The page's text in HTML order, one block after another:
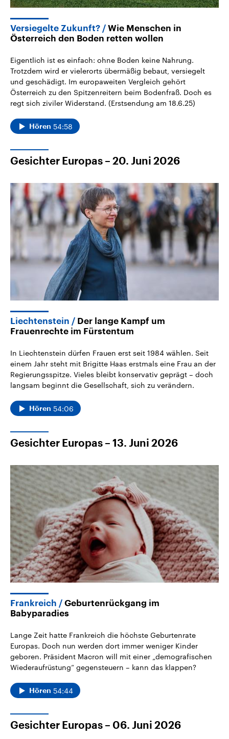
Versiegelte Zukunft?
Wie Menschen in
Österreich den Boden retten wollen
Eigentlich ist es einfach: ohne Boden keine Nahrung.
Trotzdem wird er vielerorts übermäßig bebaut, versiegelt
und geschädigt. Im europaweiten Vergleich gehört
Österreich zu den Spitzenreitern beim Bodenfraß. Doch es
regt sich ziviler Widerstand. (Erstsendung am 18.6.25)
Hören 54:58
Gesichter Europas – 20. Juni 2026
Liechtenstein
Der lange Kampf um
Frauenrechte im Fürstentum
In Liechtenstein dürfen Frauen erst seit 1984 wählen. Seit
einem Jahr steht mit Brigitte Haas erstmals eine Frau an der
Regierungsspitze. Vieles bleibt konservativ geprägt – doch
langsam beginnt die Gesellschaft, sich zu verändern.
Hören 54:06
Gesichter Europas – 13. Juni 2026
Frankreich
Geburtenrückgang im
Babyparadies
Lange Zeit hatte Frankreich die höchste Geburtenrate
Europas. Doch nun werden dort immer weniger Kinder
geboren. Präsident Macron will mit einer „demografischen
Wiederaufrüstung“ gegensteuern – kann das klappen?
Hören 54:44
Gesichter Europas – 06. Juni 2026